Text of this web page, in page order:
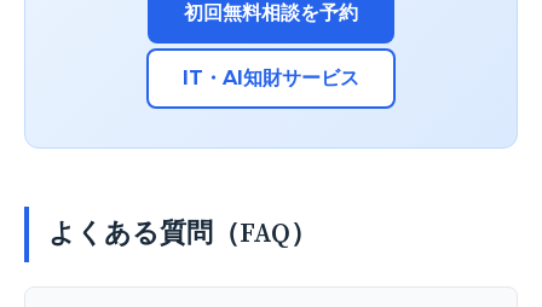
初回無料相談を予約
IT・AI知財サービス
よくある質問（FAQ）